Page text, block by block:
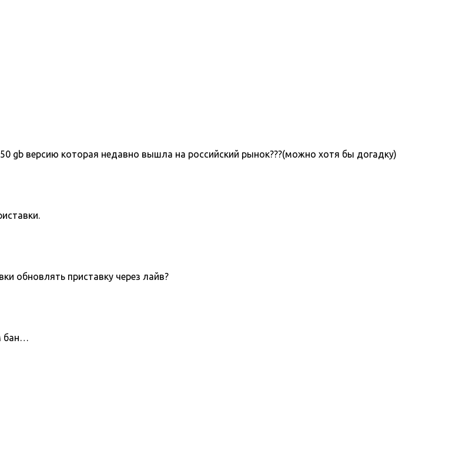
gb версию которая недавно вышла на российский рынок???(можно хотя бы догадку)
обновлять приставку через лайв?
бан…